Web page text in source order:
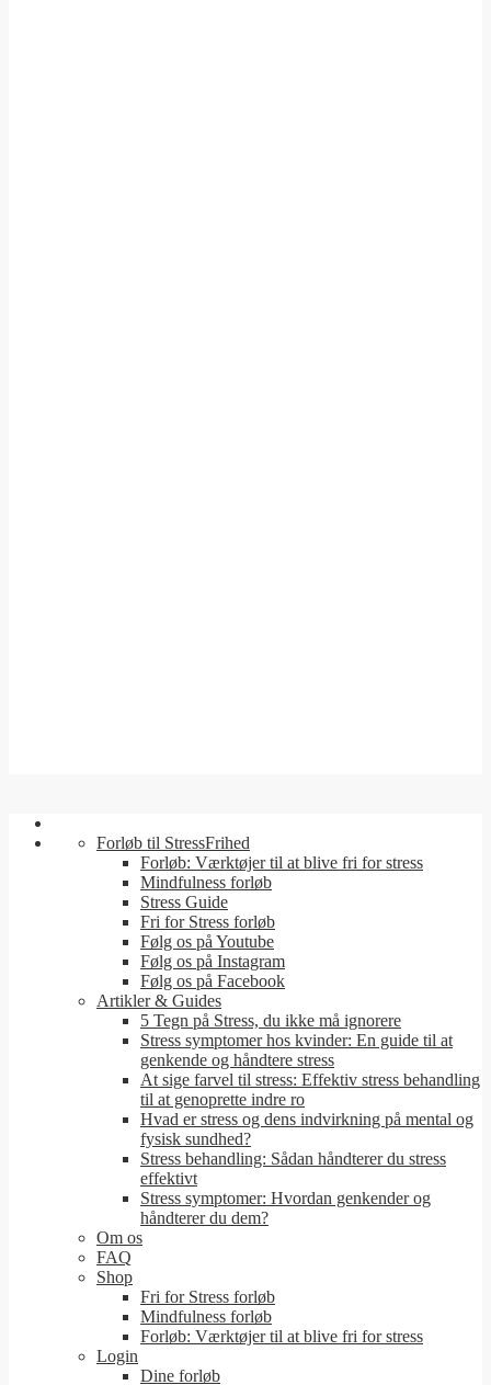
Forløb til StressFrihed
Forløb: Værktøjer til at blive fri for stress
Mindfulness forløb
Stress Guide
Fri for Stress forløb
Følg os på Youtube
Følg os på Instagram
Følg os på Facebook
Artikler & Guides
5 Tegn på Stress, du ikke må ignorere
Stress symptomer hos kvinder: En guide til at
genkende og håndtere stress
At sige farvel til stress: Effektiv stress behandling
til at genoprette indre ro
Hvad er stress og dens indvirkning på mental og
fysisk sundhed?
Stress behandling: Sådan håndterer du stress
effektivt
Stress symptomer: Hvordan genkender og
håndterer du dem?
Om os
FAQ
Shop
Fri for Stress forløb
Mindfulness forløb
Forløb: Værktøjer til at blive fri for stress
Login
Dine forløb